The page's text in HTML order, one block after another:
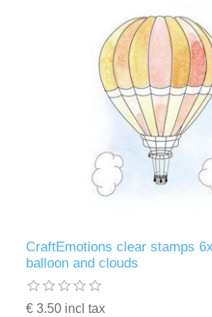
CraftEmotions clear stamps
balloon and clouds
€ 3.50 incl tax